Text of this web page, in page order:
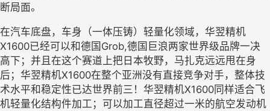
断局面。
在汽车底盘，车身（一体压铸）轻量化领域，华翌精机
X1600已经可以和德国Grob,德国巨浪两家世界级品牌一决
高下；并且在这个赛道上把日本牧野，马扎克远远甩在身
后；华翌精机X1600在整个亚洲没有直接竞争对手，整体技
术水平和稳定性已达世界前三！华翌精机X1600同样适合飞
机轻量化结构件加工；可以加工直径超过一米的航空发动机